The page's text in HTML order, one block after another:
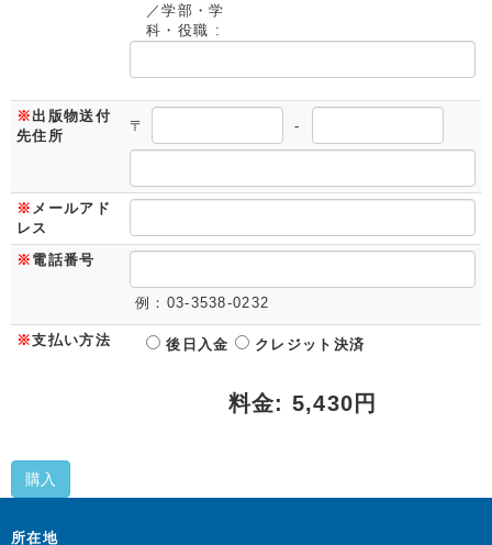
／学部・学
科・役職 :
※出版物送付
先住所
〒 -
※ メールアド
レス
※ 電話番号
例：03-3538-0232
※支払い方法 後日入金 クレジット決済
料金: 5,430円
購入
所在地